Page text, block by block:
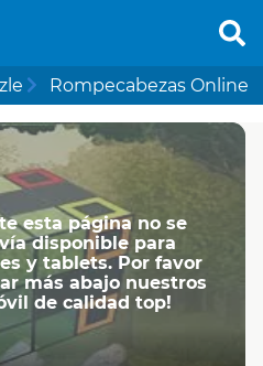
Rompecabezas Online
esta página no se
disponible para
y tablets. Por favor
más abajo nuestros
de calidad top!